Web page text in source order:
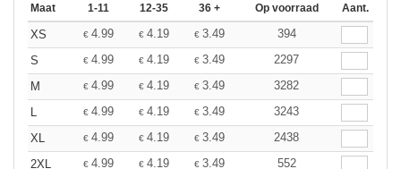
Maat 1-11 12-35 36 + Op voorraad Aant.
XS € 4.99 € 4.19 € 3.49
394
S
€ 4.99 € 4.19 € 3.49
2297
M
€ 4.99 € 4.19 € 3.49
3282
L
€ 4.99 € 4.19 € 3.49
3243
XL
€ 4.99 € 4.19 € 3.49
2438
2XL
€ 4.99 € 4.19 € 3.49
552